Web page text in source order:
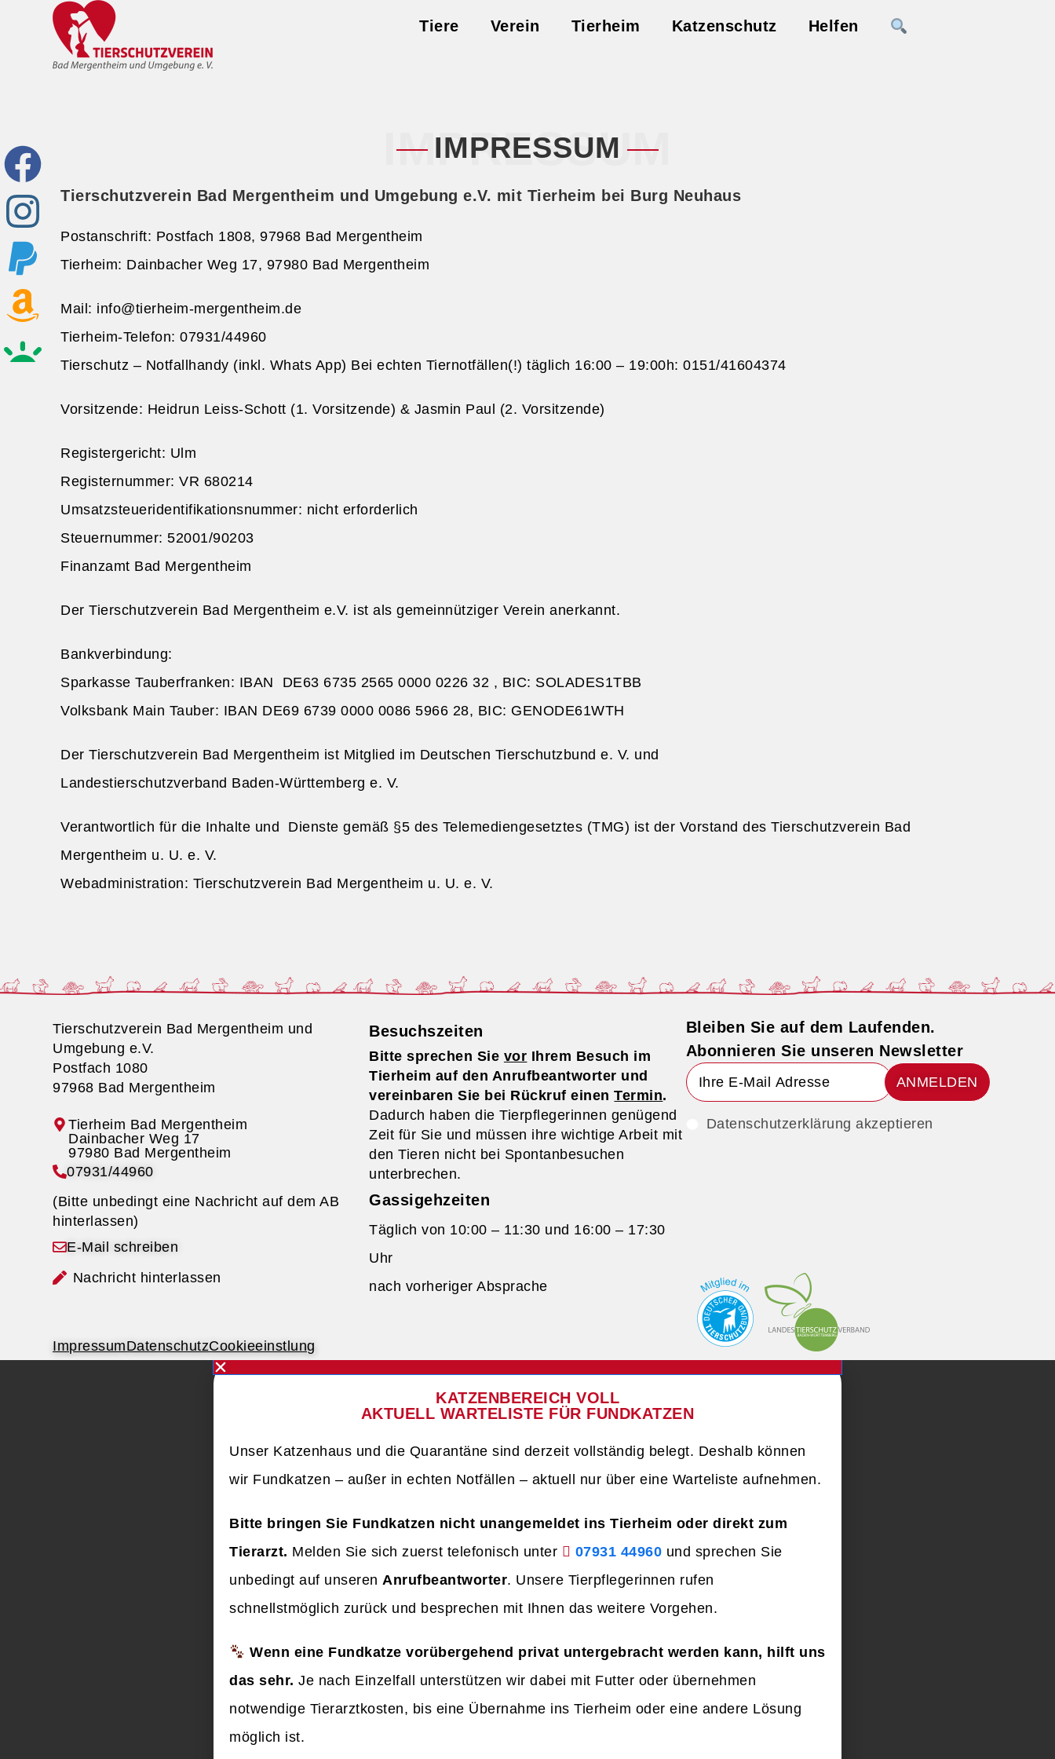
Tiere Verein Tierheim Katzenschutz Helfen
IMPRESSUM
IMPRESSUM
Tierschutzverein Bad Mergentheim und Umgebung e.V. mit Tierheim bei Burg Neuhaus
Postanschrift: Postfach 1808, 97968 Bad Mergentheim
Tierheim: Dainbacher Weg 17, 97980 Bad Mergentheim
Mail: info@tierheim-mergentheim.de
Tierheim-Telefon: 07931/44960
Tierschutz – Notfallhandy (inkl. Whats App) Bei echten Tiernotfällen(!) täglich 16:00 – 19:00h: 0151/41604374
Vorsitzende: Heidrun Leiss-Schott (1. Vorsitzende) & Jasmin Paul (2. Vorsitzende)
Registergericht: Ulm
Registernummer: VR 680214
Umsatzsteueridentifikationsnummer: nicht erforderlich
Steuernummer: 52001/90203
Finanzamt Bad Mergentheim
Der Tierschutzverein Bad Mergentheim e.V. ist als gemeinnütziger Verein anerkannt.
Bankverbindung:
Sparkasse Tauberfranken: IBAN DE63 6735 2565 0000 0226 32 , BIC: SOLADES1TBB
Volksbank Main Tauber: IBAN DE69 6739 0000 0086 5966 28, BIC: GENODE61WTH
Der Tierschutzverein Bad Mergentheim ist Mitglied im Deutschen Tierschutzbund e. V. und
Landestierschutzverband Baden-Württemberg e. V.
Verantwortlich für die Inhalte und Dienste gemäß §5 des Telemediengesetztes (TMG) ist der Vorstand des Tierschutzverein Bad
Mergentheim u. U. e. V.
Webadministration: Tierschutzverein Bad Mergentheim u. U. e. V.
Tierschutzverein Bad Mergentheim und
Umgebung e.V.
Postfach 1080
97968 Bad Mergentheim
Tierheim Bad Mergentheim
07931/44960
(Bitte unbedingt eine Nachricht auf dem AB
hinterlassen)
E-Mail schreiben
Nachricht hinterlassen
Besuchszeiten
Bitte sprechen Sie vor Ihrem Besuch im
Tierheim auf den Anrufbeantworter und
vereinbaren Sie bei Rückruf einenTermin.
Dadurch haben die Tierpflegerinnen genügend
Zeit für Sie und müssen ihre wichtige Arbeit mit
den Tieren nicht bei Spontanbesuchen
unterbrechen.
Gassigehzeiten
Täglich von 10:00 – 11:30 und 16:00 – 17:30
Uhr
nach vorheriger Absprache
Bleiben Sie auf dem Laufenden.
Abonnieren Sie unseren Newsletter
ANMELDEN
Datenschutzerklärung akzeptieren
ImpressumDatenschutzCookieeinstlung
KATZENBEREICH VOLL
AKTUELL WARTELISTE FÜR FUNDKATZEN
Unser Katzenhaus und die Quarantäne sind derzeit vollständig belegt. Deshalb können
wir Fundkatzen – außer in echten Notfällen – aktuell nur über eine Warteliste aufnehmen.
Bitte bringen Sie Fundkatzen nicht unangemeldet ins Tierheim oder direkt zum
Tierarzt. Melden Sie sich zuerst telefonisch unter 07931 44960 und sprechen Sie
unbedingt auf unseren Anrufbeantworter. Unsere Tierpflegerinnen rufen
schnellstmöglich zurück und besprechen mit Ihnen das weitere Vorgehen.
Wenn eine Fundkatze vorübergehend privat untergebracht werden kann, hilft uns
das sehr. Je nach Einzelfall unterstützen wir dabei mit Futter oder übernehmen
notwendige Tierarztkosten, bis eine Übernahme ins Tierheim oder eine andere Lösung
möglich ist.